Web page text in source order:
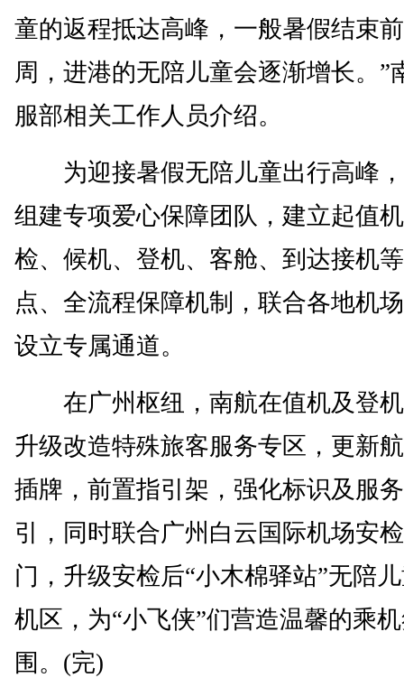
童的返程抵达高峰，一般暑假结束
周，进港的无陪儿童会逐渐增长。”
服部相关工作人员介绍。
为迎接暑假无陪儿童出行高峰
组建专项爱心保障团队，建立起值
检、候机、登机、客舱、到达接机
点、全流程保障机制，联合各地机
设立专属通道。
在广州枢纽，南航在值机及登
升级改造特殊旅客服务专区，更新
插牌，前置指引架，强化标识及服
引，同时联合广州白云国际机场安
门，升级安检后“小木棉驿站”无陪
机区，为“小飞侠”们营造温馨的乘
围。(完)